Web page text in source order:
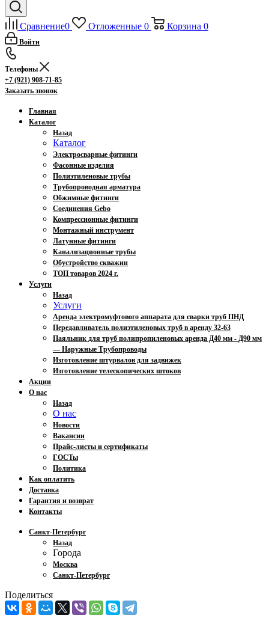
Сравнение0 Отложенные 0 Корзина 0
Войти
Телефоны
+7 (921) 908-71-85
Заказать звонок
Главная
Каталог
Назад
Каталог
Электросварные фитинги
Фасонные изделия
Полиэтиленовые трубы
Трубопроводная арматура
Обжимные фитинги
Соединения Gebo
Компрессионные фитинги
Монтажный инструмент
Латунные фитинги
Канализационные трубы
Обустройство скважин
ТОП товаров 2024 г.
Услуги
Назад
Услуги
Аренда электромуфтового аппарата для сварки труб ПНД
Передавливатель полиэтиленовых труб в аренду 32-63
Паяльник для труб полипропиленовых аренда Д40 мм - Д90 мм
— Наружные Трубопроводы
Изготовление штурвалов для задвижек
Изготовление телескопических штоков
Акции
О нас
Назад
О нас
Новости
Вакансии
Прайс-листы и сертификаты
ГОСТы
Политика
Как оплатить
Доставка
Гарантия и возврат
Контакты
Санкт-Петербург
Назад
Города
Москва
Санкт-Петербург
Поделиться